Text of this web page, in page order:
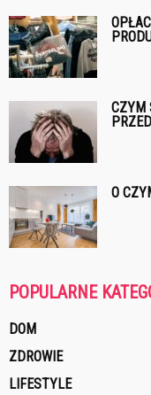
CZYM
O
POPULARNE
DOM
ZDROWIE
LIFESTYLE